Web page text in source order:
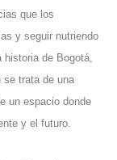
que los
y seguir nutriendo
historia de Bogotá,
se trata de una
un espacio donde
y el futuro.